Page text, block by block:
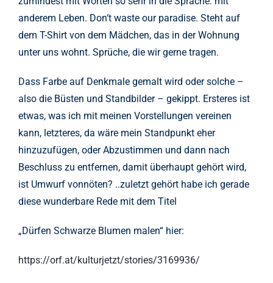
anderem Leben. Don‘t waste our paradise. Steht auf
dem T-Shirt von dem Mädchen, das in der Wohnung
unter uns wohnt. Sprüche, die wir gerne tragen.
Dass Farbe auf Denkmale gemalt wird oder solche –
also die Büsten und Standbilder – gekippt. Ersteres ist
etwas, was ich mit meinen Vorstellungen vereinen
kann, letzteres, da wäre mein Standpunkt eher
hinzuzufügen, oder Abzustimmen und dann nach
Beschluss zu entfernen, damit überhaupt gehört wird,
ist Umwurf vonnöten? ..zuletzt gehört habe ich gerade
diese wunderbare Rede mit dem Titel
„Dürfen Schwarze Blumen malen“ hier:
https://orf.at/kulturjetzt/stories/3169936/